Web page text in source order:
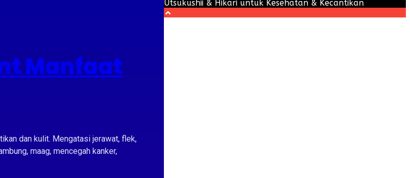
Manfaat
dan kulit. Mengatasi jerawat, flek,
maag, mencegah kanker,
Utsukushii & Hikari untuk Kesehatan & Kecantikan